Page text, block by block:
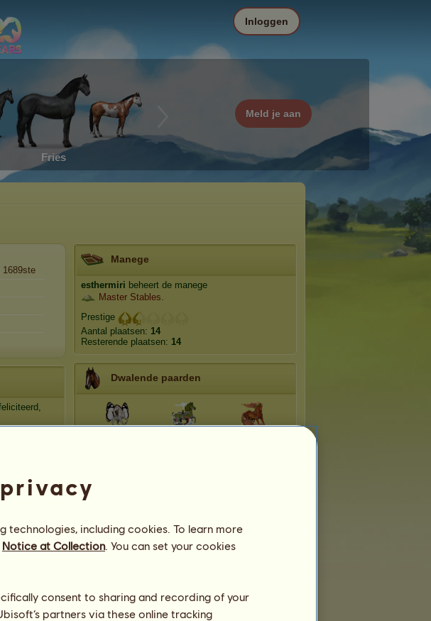
Fries
Meld je aan
Inloggen
1689ste
Manege
esthermiri beheert de manege
Master Stables.
Prestige
Aantal plaatsen: 14
Resterende plaatsen: 14
Dwalende paarden
Rif Moeras
including cookies. To learn more
Notice at Collection. You can set your cookies
consent to sharing and recording of your
partners via these online tracking